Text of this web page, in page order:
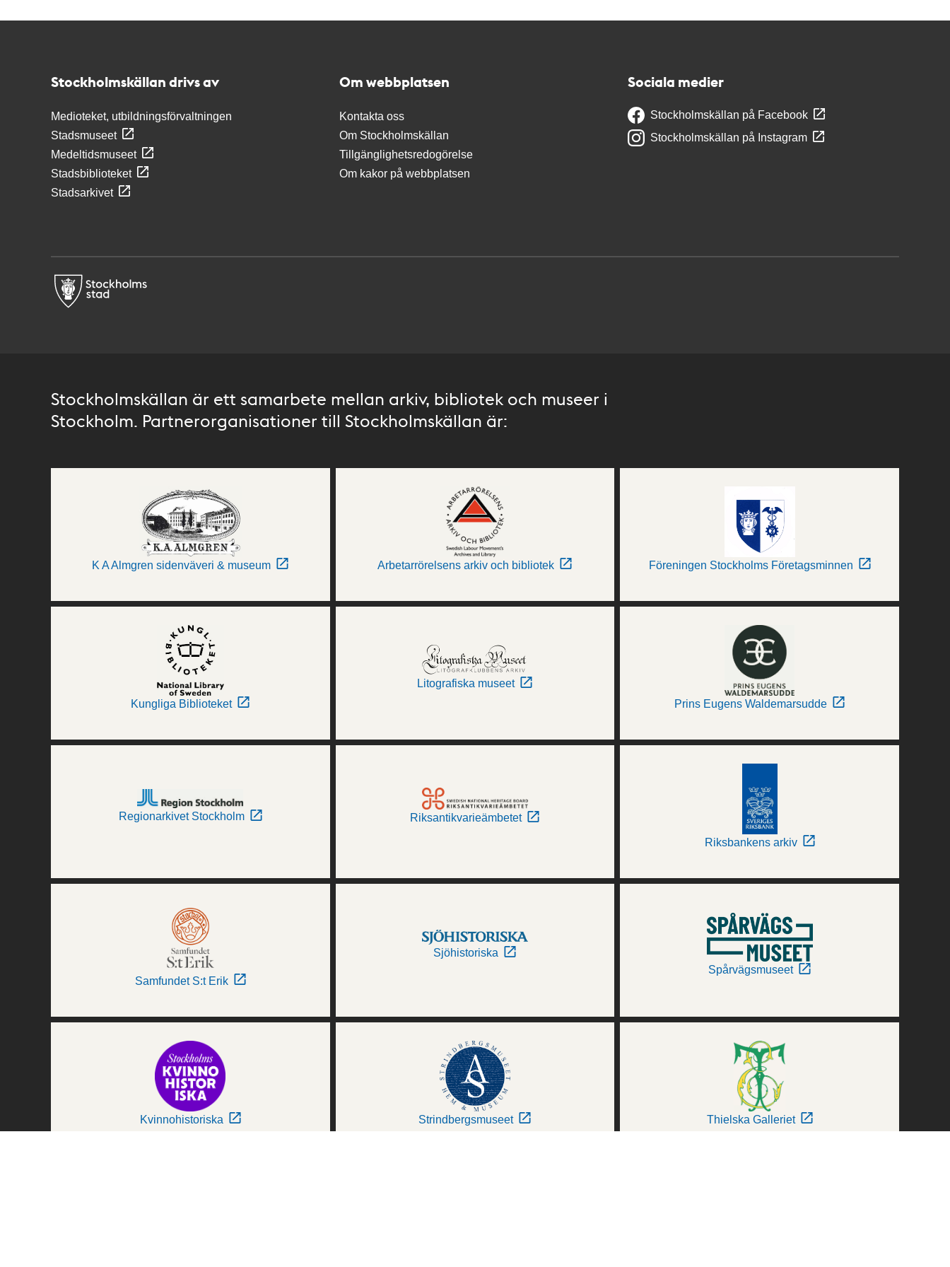
Stockholmskällan drivs av
Medioteket, utbildningsförvaltningen
Stadsmuseet
Medeltidsmuseet
Stadsbiblioteket
Stadsarkivet
Om webbplatsen
Kontakta oss
Om Stockholmskällan
Tillgänglighetsredogörelse
Om kakor på webbplatsen
Sociala medier
Stockholmskällan på Facebook
Stockholmskällan på Instagram
Stockholmskällan är ett samarbete mellan arkiv, bibliotek och museer i
Stockholm. Partnerorganisationer till Stockholmskällan är:
K A Almgren sidenväveri & museum Arbetarrörelsens arkiv och bibliotek Föreningen Stockholms Företagsminnen
Kungliga Biblioteket
Litografiska museet
Prins Eugens Waldemarsudde
Regionarkivet Stockholm Riksantikvarieämbetet
Riksbankens arkiv
Samfundet S:t Erik
Sjöhistoriska
Spårvägsmuseet
Kvinnohistoriska Strindbergsmuseet Thielska Galleriet